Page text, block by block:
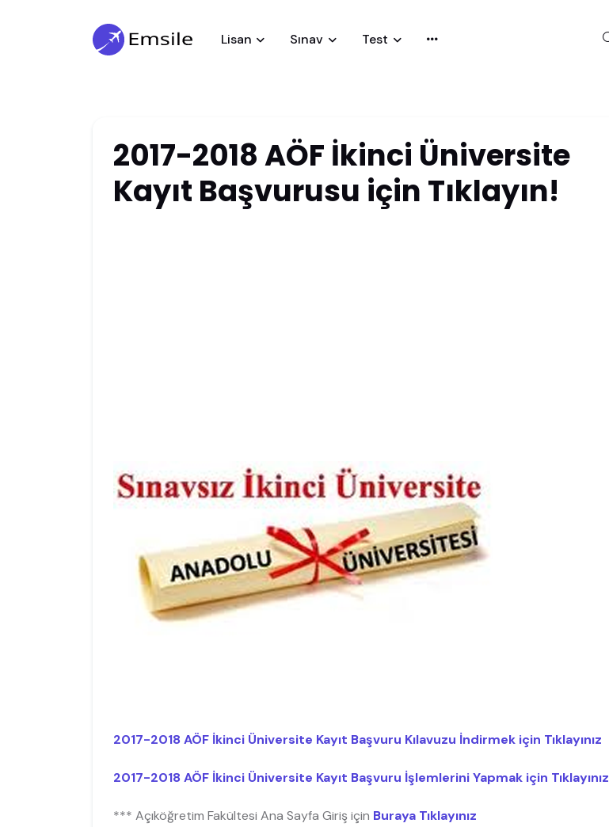
Lisan Sınav Test
2017-2018 AÖF İkinci Üniversite
Kayıt Başvurusu için Tıklayın!
2017-2018 AÖF İkinci Üniversite Kayıt Başvuru Kılavuzu İndirmek için Tıklayınız
2017-2018 AÖF İkinci Üniversite Kayıt Başvuru İşlemlerini Yapmak için Tıklayınız
*** Açıköğretim Fakültesi Ana Sayfa Giriş için Buraya Tıklayınız